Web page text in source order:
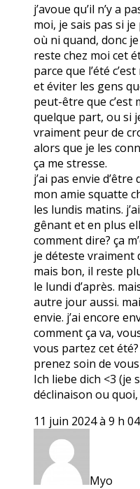
j’avoue qu’il n’y a
moi, je sais pas si
où ni quand, donc
reste chez moi cet
parce que l’été
et éviter les gens
peut-être que c’est
quelque part, ou si
vraiment peur de
alors que je les
ça me stresse.
j’ai pas envie d’être
mon amie squatte
les lundis matins.
gênant et en plus
comment dire? ça
je déteste vraiment
mais bon, il reste
le lundi d’après.
autre jour aussi.
envie. j’ai encore
comment ça va,
vous partez cet été?
prenez soin de vous
Ich liebe dich <3 (je
déclinaison ou
11 juin 2024 à 9 h
Myo